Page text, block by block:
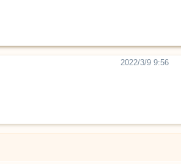
2022/3/9 9:56